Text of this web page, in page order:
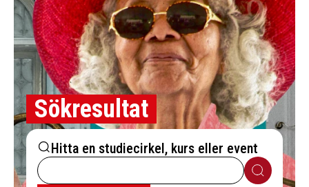
Sökresultat
Hitta en studiecirkel, kurs eller event
Sök